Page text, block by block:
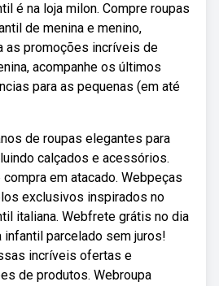
é na loja milon. Compre roupas
de menina e menino,
as promoções incríveis de
acompanhe os últimos
para as pequenas (em até
de roupas elegantes para
calçados e acessórios.
em atacado. Webpeças
exclusivos inspirados no
italiana. Webfrete grátis no dia
infantil parcelado sem juros!
incríveis ofertas e
de produtos. Webroupa